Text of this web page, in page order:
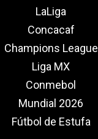
LaLiga
Concacaf
Champions League
Liga MX
Conmebol
Mundial 2026
Fútbol de Estufa